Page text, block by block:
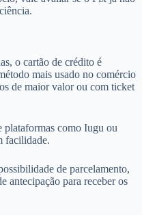
o cartão de crédito é
mais usado no comércio
de maior valor ou com ticket
plataformas como Iugu ou
facilidade.
de parcelamento,
antecipação para receber os